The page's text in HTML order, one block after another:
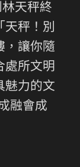
天秤終
天秤！別
，讓你隨
處所文明
魅力的文
融會成